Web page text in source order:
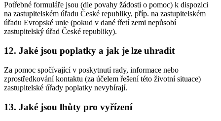
Potřebné formuláře jsou (dle povahy žádosti o pomoc) k dispozici
na zastupitelském úřadu České republiky, příp. na zastupitelském
úřadu Evropské unie (pokud v dané třetí zemi nepůsobí
zastupitelský úřad České republiky).
12. Jaké jsou poplatky a jak je lze uhradit
Za pomoc spočívající v poskytnutí rady, informace nebo
zprostředkování kontaktu (za účelem řešení této životní situace)
zastupitelské úřady poplatky nevybírají.
13. Jaké jsou lhůty pro vyřízení